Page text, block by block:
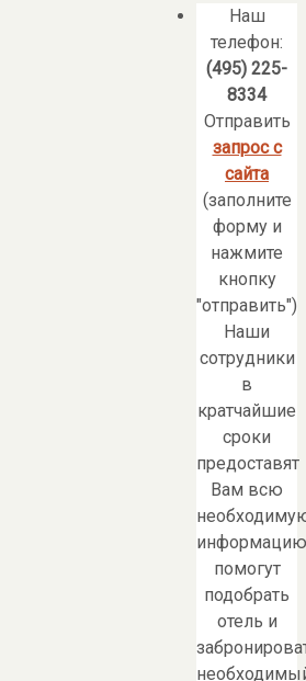
Наш
телефон:
(495) 225-
8334
Отправить
запрос с
сайта
(заполните
форму и
нажмите
кнопку
"отправить")
Наши
сотрудники
в
кратчайшие
сроки
предоставят
Вам всю
помогут
подобрать
отель и